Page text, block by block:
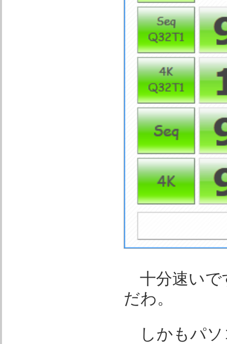
十分速いで
だわ。
しかもパソ